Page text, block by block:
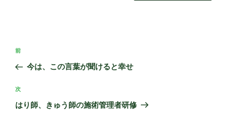
投
ナ
ビ
ゲ
前
の
稿
前
今は、この言葉が聞けると幸せ
次
の
次
はり師、きゅう師の施術管理者研修